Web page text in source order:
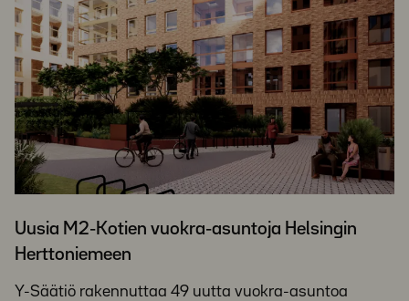
Uusia M2-Kotien vuokra-asuntoja Helsingin
Herttoniemeen
Y-Säätiö rakennuttaa 49 uutta vuokra-asuntoa